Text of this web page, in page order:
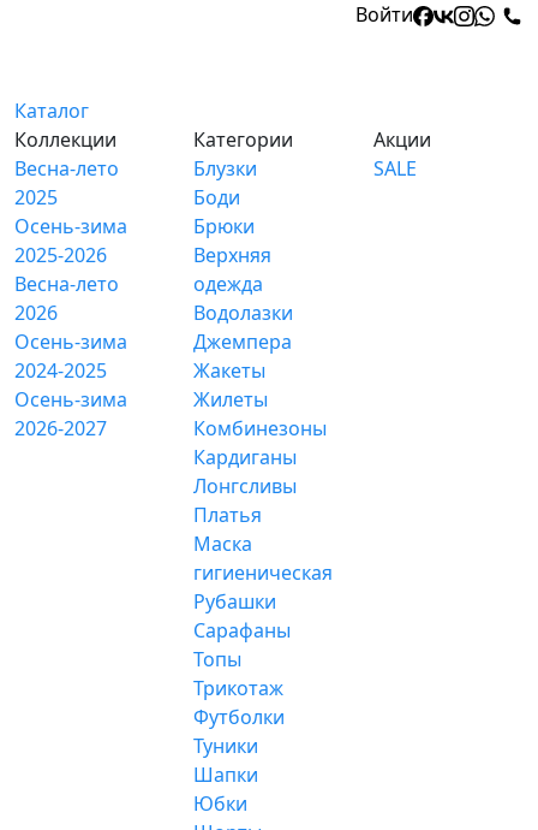
Войти
Каталог
Коллекции
Весна-лето
2025
Осень-зима
2025-2026
Весна-лето
2026
Осень-зима
2024-2025
Осень-зима
2026-2027
Категории
Блузки
Боди
Брюки
Верхняя
одежда
Водолазки
Джемпера
Жакеты
Жилеты
Комбинезоны
Кардиганы
Лонгсливы
Платья
Маска
гигиеническая
Рубашки
Сарафаны
Топы
Трикотаж
Футболки
Туники
Шапки
Юбки
Акции
SALE